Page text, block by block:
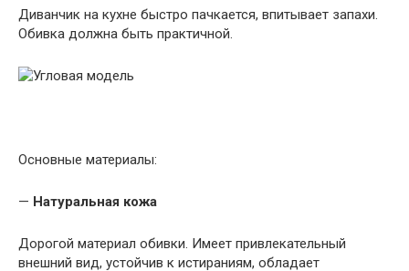
Диванчик на кухне быстро пачкается, впитывает запахи.
Обивка должна быть практичной.
Основные материалы:
— Натуральная кожа
Дорогой материал обивки. Имеет привлекательный
внешний вид, устойчив к истираниям, обладает